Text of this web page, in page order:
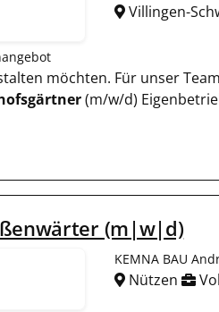
Villingen-
möchten. Für unser
(m/w/d)
(m|w|d)
KEMNA BAU
Nützen